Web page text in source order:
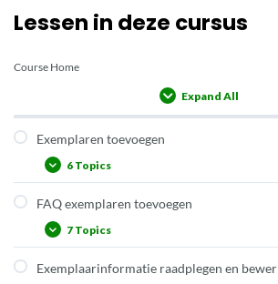
Lessen in deze cursus
Course Home
Expand All
Exemplaren toevoegen
6 Topics
Twee manieren om exemplaren toe te
Het koppelscherm: exemplaarinformatie
Exemplaren koppelen
FAQ exemplaren toevoegen
7 Topics
Hoe toon ik een reeksnummer in de
Exemplaarinformatie raadplegen en